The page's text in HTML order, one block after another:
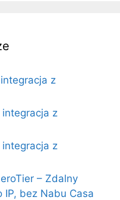
z
z
z
– Zdalny
bez Nabu Casa